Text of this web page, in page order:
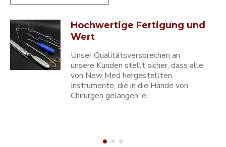
Hochwertige Fertigung und
Wert
Unser Qualitätsversprechen an
unsere Kunden stellt sicher, dass alle
von New Med hergestellten
Instrumente, die in die Hände von
Chirurgen gelangen, e..